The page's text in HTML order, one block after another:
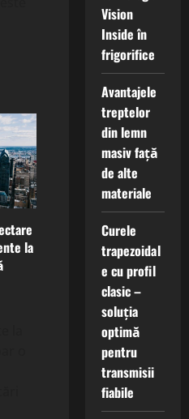
la
Vision
Inside în
frigorifice
Avantajele
treptelor
din lemn
masiv față
de alte
materiale
Curele
trapezoidal
e cu profil
clasic –
soluția
optimă
pentru
transmisii
fiabile